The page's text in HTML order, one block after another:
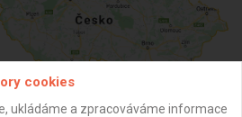
cookies
ukládáme a zpracováváme informace